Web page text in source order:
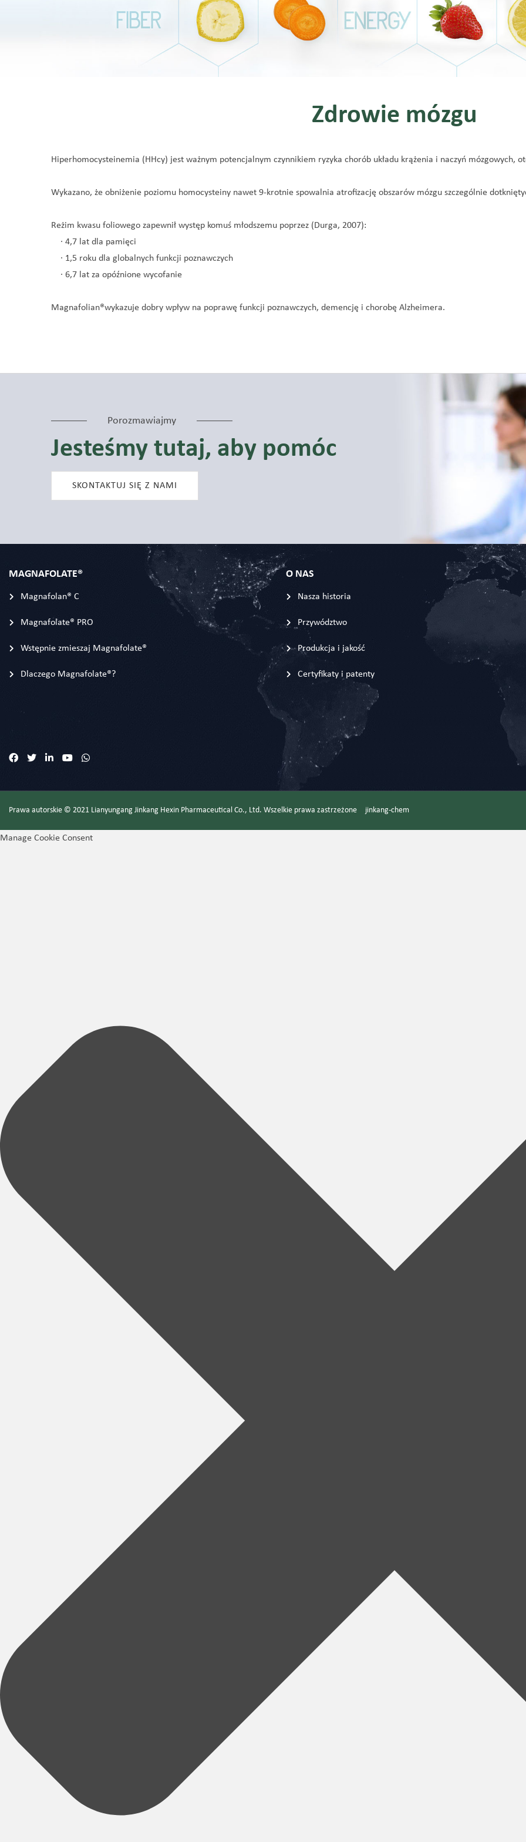
Zdrowie mózgu
Hiperhomocysteinemia (HHcy) jest ważnym potencjalnym czynnikiem ryzyka chorób układu krążenia i naczyń mózgowych,
Wykazano, że obniżenie poziomu homocysteiny nawet 9-krotnie spowalnia atrofizację obszarów mózgu szczególnie
Reżim kwasu foliowego zapewnił występ komuś młodszemu poprzez (Durga, 2007):
· 4,7 lat dla pamięci
· 1,5 roku dla globalnych funkcji poznawczych
· 6,7 lat za opóźnione wycofanie
Magnafolian®wykazuje dobry wpływ na poprawę funkcji poznawczych, demencję i chorobę Alzheimera.
Porozmawiajmy
Jesteśmy tutaj, aby pomóc
SKONTAKTUJ SIĘ Z NAMI
MAGNAFOLATE®
Magnafolan® C
Magnafolate® PRO
Wstępnie zmieszaj Magnafolate®
Dlaczego Magnafolate®?
O NAS
Nasza historia
Przywództwo
Produkcja i jakość
Certyfikaty i patenty
Prawa autorskie © 2021 Lianyungang Jinkang Hexin Pharmaceutical Co., Ltd. Wszelkie prawa zastrzeżone jinkang-chem
Manage Cookie Consent